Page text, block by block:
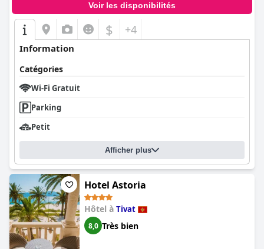
Voir les disponibilités
$ +4
Information
Catégories
Wi-Fi Gratuit
Parking
Petit
Afficher plus
Hotel Astoria
Hôtel à Tivat
8,0 Très bien